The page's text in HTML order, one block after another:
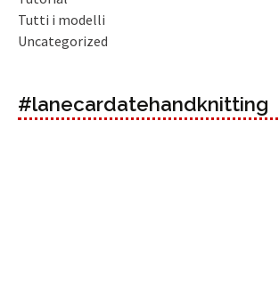
Tutti i modelli
Uncategorized
#lanecardatehandknitting